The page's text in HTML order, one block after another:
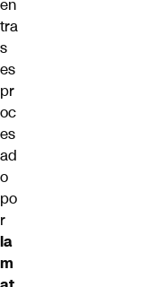
en
tra
s
es
pr
oc
es
ad
o
po
r
la
m